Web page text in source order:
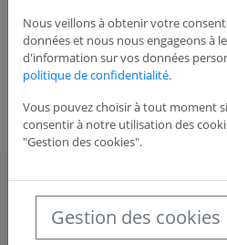
Qté Désignation
Qui sommes-nous?
Nous veillons à obtenir votre
données et nous nous engageons à
d'information sur vos données
politique de confidentialité.
Vous pouvez choisir à tout moment
consentir à notre utilisation des
"Gestion des cookies".
Gestion des cookies